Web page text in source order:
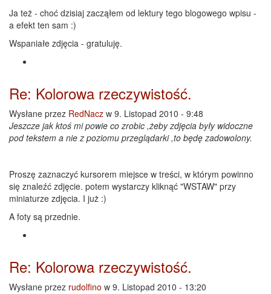
Ja też - choć dzisiaj zacząłem od lektury tego blogowego wpisu -
a efekt ten sam :)
Wspaniałe zdjęcia - gratuluję.
Re: Kolorowa rzeczywistość.
Wysłane przez RedNacz w 9. Listopad 2010 - 9:48
Jeszcze jak ktoś mi powie co zrobic ,żeby zdjęcia były widoczne
pod tekstem a nie z poziomu przeglądarki ,to będę zadowolony.
Proszę zaznaczyć kursorem miejsce w treści, w którym powinno
się znaleźć zdjęcie. potem wystarczy kliknąć "WSTAW" przy
miniaturze zdjęcia. I już :)
A foty są przednie.
Re: Kolorowa rzeczywistość.
Wysłane przez rudolfino w 9. Listopad 2010 - 13:20